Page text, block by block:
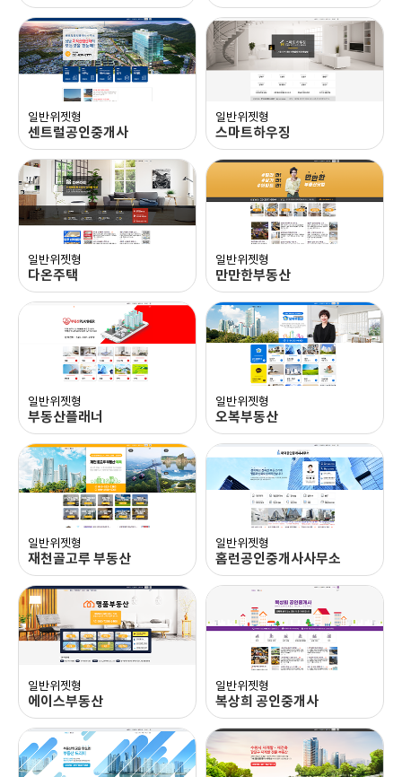
블로그 이동 블로그 이동
일반위젯형
센트럴공인중개사
블로그 이동
일반위젯형
스마트하우징
블로그 이동
일반위젯형
다온주택
블로그 이동
일반위젯형
만만한부동산
블로그 이동
일반위젯형
부동산플래너
블로그 이동
일반위젯형
오복부동산
블로그 이동
일반위젯형
재천골고루 부동산
블로그 이동
일반위젯형
홈런공인중개사사무소
블로그 이동
일반위젯형
에이스부동산
일반위젯형
복상희 공인중개사